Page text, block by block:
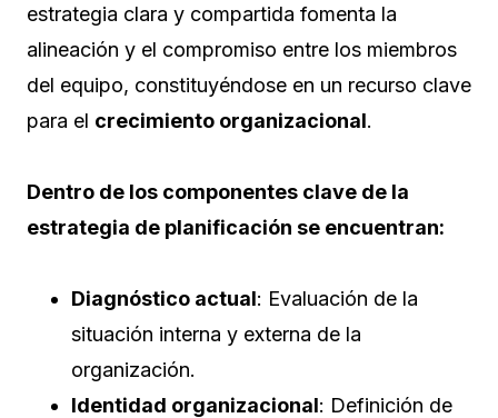
estrategia clara y compartida fomenta la
alineación y el compromiso entre los miembros
del equipo, constituyéndose en un recurso clave
para el crecimiento organizacional.
Dentro de los componentes clave de la
estrategia de planificación se encuentran:
Diagnóstico actual: Evaluación de la
situación interna y externa de la
organización.
Identidad organizacional: Definición de